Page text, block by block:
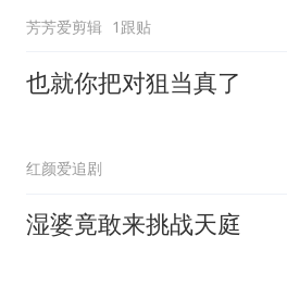
芳芳爱剪辑 1跟贴
也就你把对狙当真了
红颜爱追剧
湿婆竟敢来挑战天庭